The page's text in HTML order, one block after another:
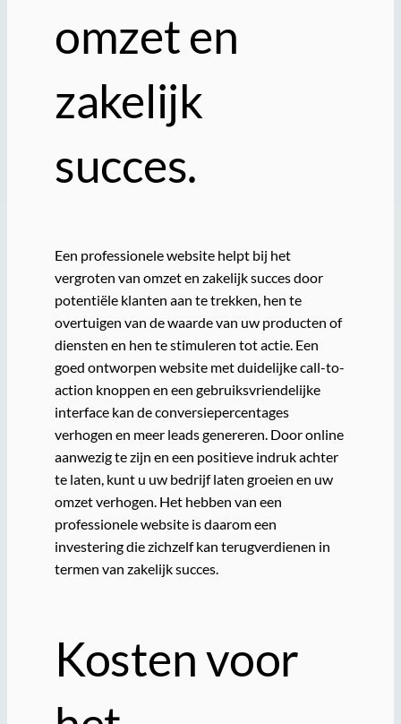
omzet en
zakelijk
succes.
Een professionele website helpt bij het
vergroten van omzet en zakelijk succes door
potentiële klanten aan te trekken, hen te
overtuigen van de waarde van uw producten of
diensten en hen te stimuleren tot actie. Een
goed ontworpen website met duidelijke call-to-
action knoppen en een gebruiksvriendelijke
interface kan de conversiepercentages
verhogen en meer leads genereren. Door online
aanwezig te zijn en een positieve indruk achter
te laten, kunt u uw bedrijf laten groeien en uw
omzet verhogen. Het hebben van een
professionele website is daarom een
investering die zichzelf kan terugverdienen in
termen van zakelijk succes.
Kosten voor